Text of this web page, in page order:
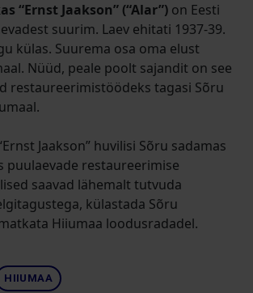
“Ernst Jaakson” (“Alar”) on Eesti
suurim. Laev ehitati 1937-39.
külas. Suurema osa oma elust
Nüüd, peale poolt sajandit on see
restaureerimistöödeks tagasi Sõru
Jaakson” huvilisi Sõru sadamas
puulaevade restaureerimise
saavad lähemalt tutvuda
külastada Sõru
Hiiumaa loodusradadel.
HIIUMAA